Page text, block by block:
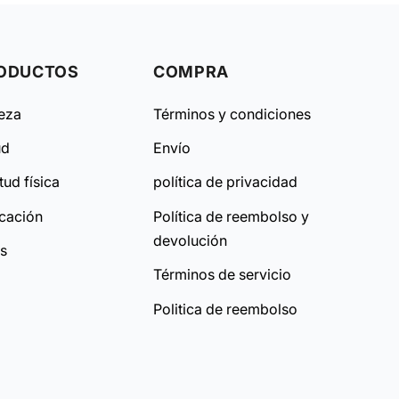
física
COMPRA
Términos y condiciones
Envío
política de privacidad
Política de reembolso y
devolución
Términos de servicio
Politica de reembolso